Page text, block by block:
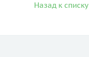
Назад к списку